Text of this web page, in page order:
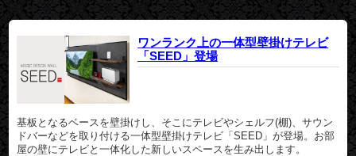
ワンランク上の一体型壁掛けテレビ
「SEED」登場
基板となるベースを壁掛けし、そこにテレビやシェルフ(棚)、サウン
ドバーなどを取り付ける一体型壁掛けテレビ「SEED」が登場。お部
屋の壁にテレビと一体化した新しいスペースを生み出します。